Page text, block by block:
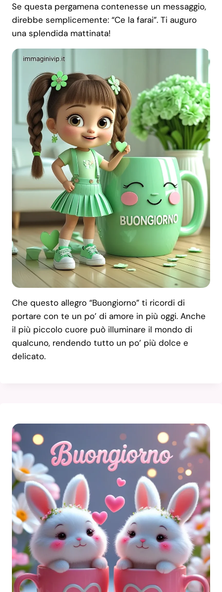
Se questa pergamena contenesse un messaggio,
direbbe semplicemente: “Ce la farai”. Ti auguro
una splendida mattinata!
Che questo allegro “Buongiorno” ti ricordi di
portare con te un po’ di amore in più oggi. Anche
il più piccolo cuore può illuminare il mondo di
qualcuno, rendendo tutto un po’ più dolce e
delicato.